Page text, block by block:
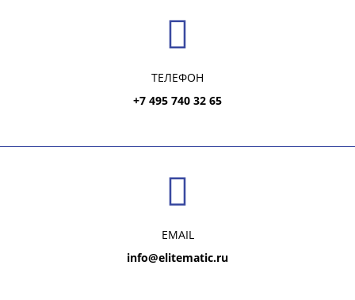
ТЕЛЕФОН
+7 495 740 32 65
EMAIL
info@elitematic.ru